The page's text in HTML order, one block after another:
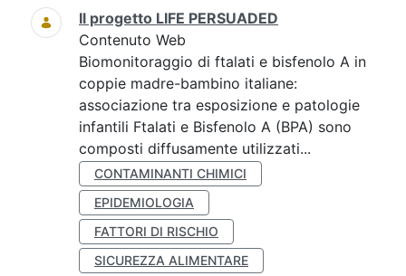
Il progetto LIFE PERSUADED
Contenuto Web
Biomonitoraggio di ftalati e bisfenolo A in
coppie madre-bambino italiane:
associazione tra esposizione e patologie
infantili Ftalati e Bisfenolo A (BPA) sono
composti diffusamente utilizzati...
CONTAMINANTI CHIMICI
EPIDEMIOLOGIA
FATTORI DI RISCHIO
SICUREZZA ALIMENTARE